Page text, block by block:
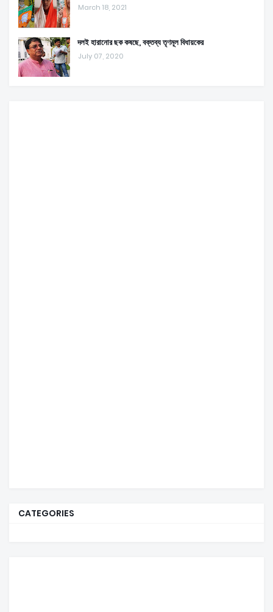
March 18, 2021
দলই হারানোর ছক কষছে, বক্তব্য তৃণমূল বিধায়কের
July 07, 2020
CATEGORIES